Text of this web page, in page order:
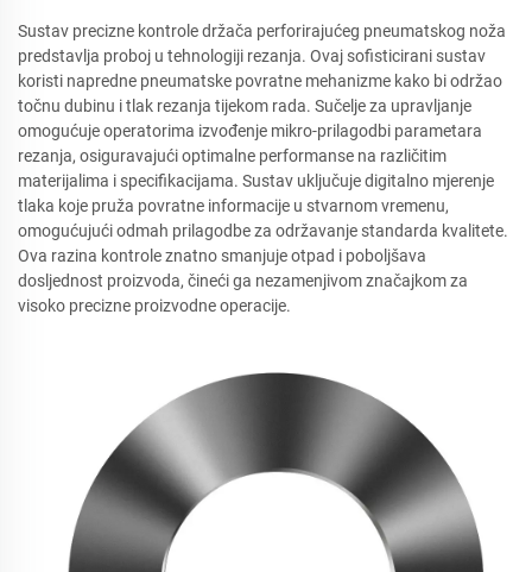
Sustav precizne kontrole držača perforirajućeg pneumatskog noža
predstavlja proboj u tehnologiji rezanja. Ovaj sofisticirani sustav
koristi napredne pneumatske povratne mehanizme kako bi održao
točnu dubinu i tlak rezanja tijekom rada. Sučelje za upravljanje
omogućuje operatorima izvođenje mikro-prilagodbi parametara
rezanja, osiguravajući optimalne performanse na različitim
materijalima i specifikacijama. Sustav uključuje digitalno mjerenje
tlaka koje pruža povratne informacije u stvarnom vremenu,
omogućujući odmah prilagodbe za održavanje standarda kvalitete.
Ova razina kontrole znatno smanjuje otpad i poboljšava
dosljednost proizvoda, čineći ga nezamenjivom značajkom za
visoko precizne proizvodne operacije.